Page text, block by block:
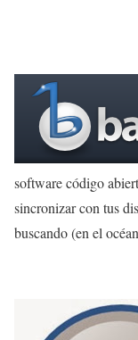
software código
sincronizar con tus
buscando (en el